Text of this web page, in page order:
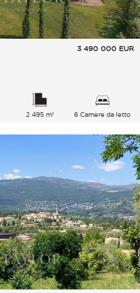
3 490 000 EUR
2 495 m² 6 Camere da letto